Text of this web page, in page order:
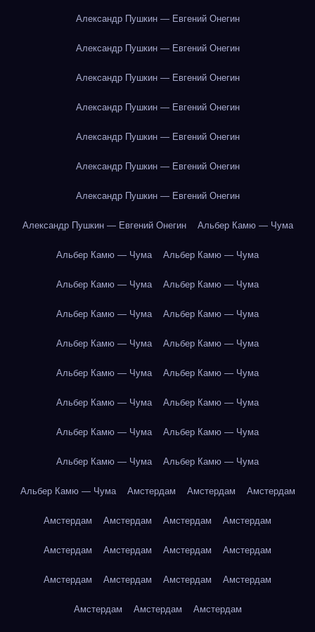
Александр Пушкин — Евгений Онегин
Александр Пушкин — Евгений Онегин
Александр Пушкин — Евгений Онегин
Александр Пушкин — Евгений Онегин
Александр Пушкин — Евгений Онегин
Александр Пушкин — Евгений Онегин
Александр Пушкин — Евгений Онегин
Александр Пушкин — Евгений Онегин Альбер Камю — Чума
Альбер Камю — Чума Альбер Камю — Чума
Альбер Камю — Чума Альбер Камю — Чума
Альбер Камю — Чума Альбер Камю — Чума
Альбер Камю — Чума Альбер Камю — Чума
Альбер Камю — Чума Альбер Камю — Чума
Альбер Камю — Чума Альбер Камю — Чума
Альбер Камю — Чума Альбер Камю — Чума
Альбер Камю — Чума Альбер Камю — Чума
Альбер Камю — Чума Амстердам Амстердам Амстердам
Амстердам Амстердам Амстердам Амстердам
Амстердам Амстердам Амстердам Амстердам
Амстердам Амстердам Амстердам Амстердам
Амстердам Амстердам Амстердам